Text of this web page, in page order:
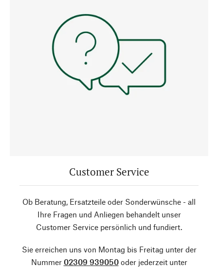
Customer Service
Ob Beratung, Ersatzteile oder Sonderwünsche - all
Ihre Fragen und Anliegen behandelt unser
Customer Service persönlich und fundiert.
Sie erreichen uns von Montag bis Freitag unter der
Nummer 02309 939050oder jederzeit unter